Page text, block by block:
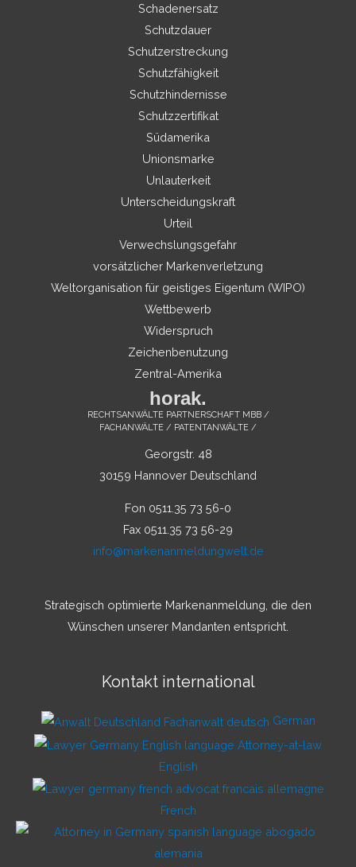
Schadenersatz
Schutzdauer
Schutzerstreckung
Schutzfähigkeit
Schutzhindernisse
Schutzzertifikat
Südamerika
Unionsmarke
Unlauterkeit
Unterscheidungskraft
Urteil
Verwechslungsgefahr
vorsätzlicher Markenverletzung
Weltorganisation für geistiges Eigentum (WIPO)
Wettbewerb
Widerspruch
Zeichenbenutzung
Zentral-Amerika
horak.
RECHTSANWÄLTE PARTNERSCHAFT MBB /
FACHANWÄLTE / PATENTANWÄLTE /
Georgstr. 48
30159 Hannover Deutschland
Fon 0511.35 73 56-0
Fax 0511.35 73 56-29
info@markenanmeldungwelt.de
Strategisch optimierte Markenanmeldung, die den
Wünschen unserer Mandanten entspricht.
Kontakt international
German
English
French